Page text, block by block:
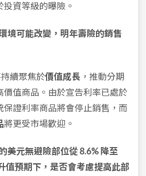
資等級的曝險。
境可能改變，明年壽險的銷售
續聚焦於價值成長 ，推動分期
價值商品。由於宣告利率已處於
保證利率商品將會停止銷售，而
將更受市場歡迎。
美元無避險部位從 8.6% 降至
值預期下，是否會考慮提高此部